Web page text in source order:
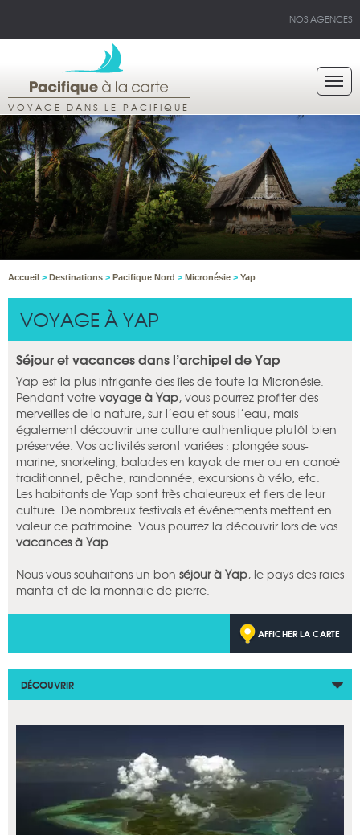
NOS AGENCES
VOYAGE DANS LE PACIFIQUE
Accueil > Destinations > Pacifique Nord > Micronésie > Yap
VOYAGE À YAP
Séjour et vacances dans l’archipel de Yap
Yap est la plus intrigante des îles de toute la Micronésie.
Pendant votre voyage à Yap, vous pourrez profiter des
merveilles de la nature, sur l’eau et sous l’eau, mais
également découvrir une culture authentique plutôt bien
préservée. Vos activités seront variées : plongée sous-
marine, snorkeling, balades en kayak de mer ou en canoë
traditionnel, pêche, randonnée, excursions à vélo, etc.
Les habitants de Yap sont très chaleureux et fiers de leur
culture. De nombreux festivals et événements mettent en
valeur ce patrimoine. Vous pourrez la découvrir lors de vos
vacances à Yap.
Nous vous souhaitons un bon séjour à Yap, le pays des raies
manta et de la monnaie de pierre.
AFFICHER LA CARTE
DÉCOUVRIR